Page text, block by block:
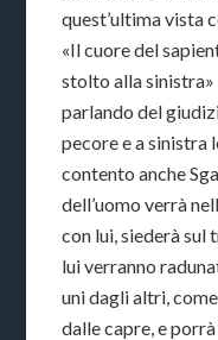
quest’ultima vista
«Il cuore del
stolto alla sinistra»
parlando del
pecore e a sinistra
contento anche
dell’uomo verrà
con lui, siederà sul
lui verranno
uni dagli altri,
dalle capre, e